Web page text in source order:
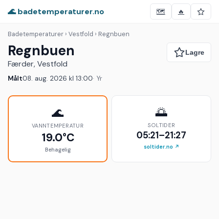
🌊 badetemperaturer.no 🗺️ 🔥
Badetemperaturer › Vestfold › Regnbuen
Regnbuen
Færder, Vestfold
Målt08. aug. 2026 kl 13:00· Yr
🌊
VANNTEMPERATUR
19.0°C
Behagelig
🌅
SOLTIDER
05:21–21:27
soltider.no ↗